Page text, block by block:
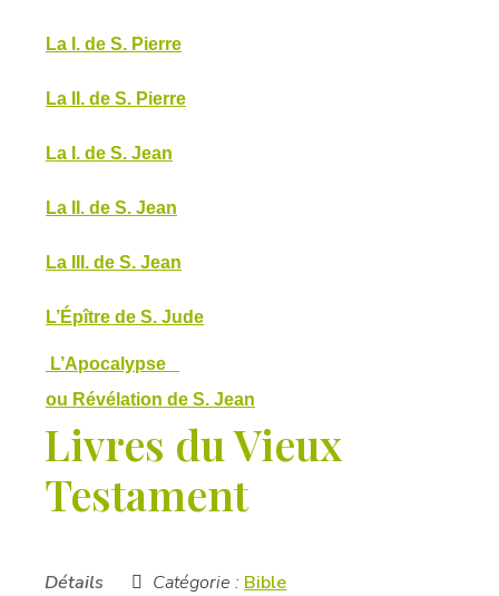
La I. de S. Pierre
La II. de S. Pierre
La I. de S. Jean
La II. de S. Jean
La III. de S. Jean
L’Épître de S. Jude
L’Apocalypse
ou Révélation de S. Jean
Livres du Vieux
Testament
Détails Catégorie : Bible